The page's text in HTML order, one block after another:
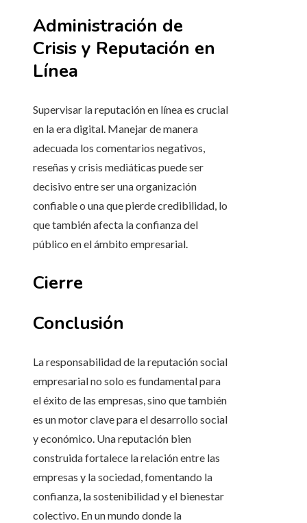
Administración de
Crisis y Reputación en
Línea
Supervisar la reputación en línea es crucial
en la era digital. Manejar de manera
adecuada los comentarios negativos,
reseñas y crisis mediáticas puede ser
decisivo entre ser una organización
confiable o una que pierde credibilidad, lo
que también afecta la confianza del
público en el ámbito empresarial.
Cierre
Conclusión
La responsabilidad de la reputación social
empresarial no solo es fundamental para
el éxito de las empresas, sino que también
es un motor clave para el desarrollo social
y económico. Una reputación bien
construida fortalece la relación entre las
empresas y la sociedad, fomentando la
confianza, la sostenibilidad y el bienestar
colectivo. En un mundo donde la